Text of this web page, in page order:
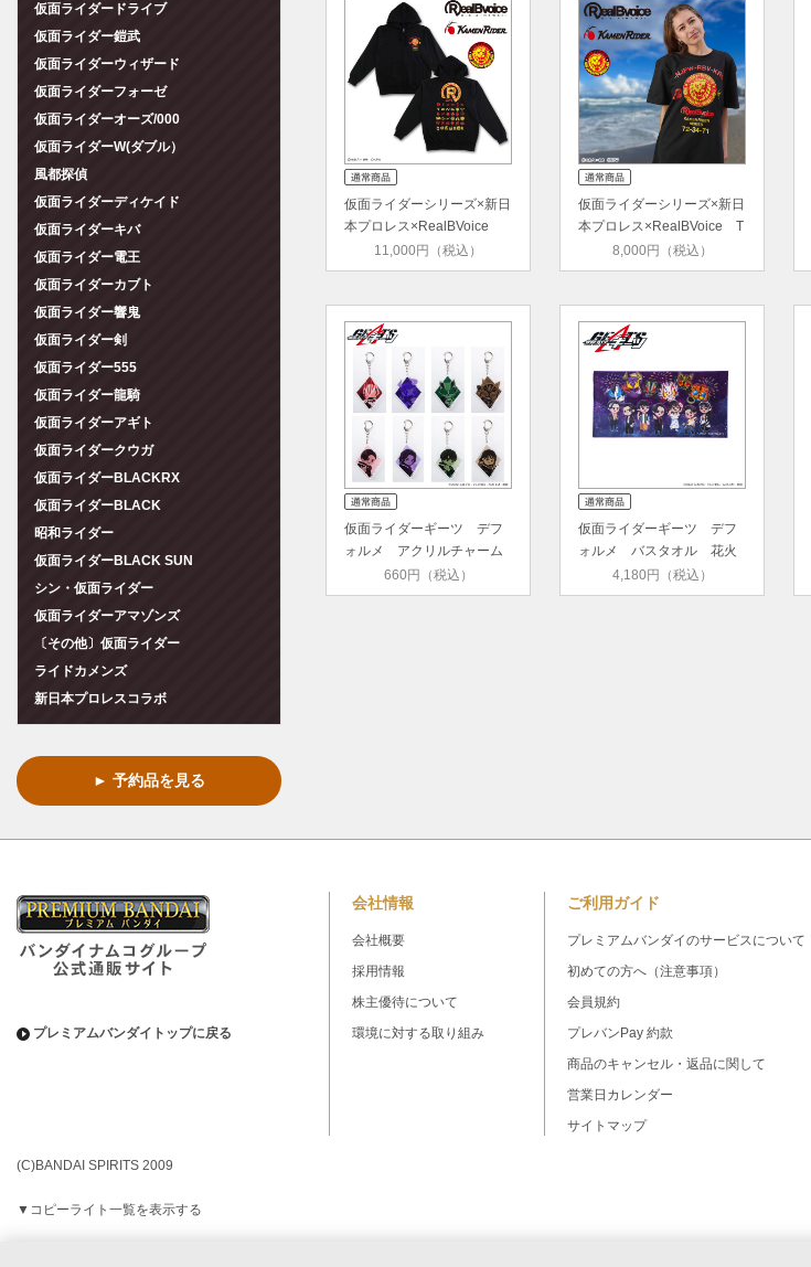
仮面ライダーシリーズ×新日
本プロレス×RealBVoice
11,000円（税込）
仮面ライダーシリーズ×新日
本プロレス×RealBVoice T
8,000円（税込）
仮面ライダーギーツ デフ
ォルメ アクリルチャーム
660円（税込）
仮面ライダーギーツ デフ
ォルメ バスタオル 花火
4,180円（税込）
仮面ライダードライブ
仮面ライダー鎧武
仮面ライダーウィザード
仮面ライダーフォーゼ
仮面ライダーオーズ/000
仮面ライダーW(ダブル）
風都探偵
仮面ライダーディケイド
仮面ライダーキバ
仮面ライダー電王
仮面ライダーカブト
仮面ライダー響鬼
仮面ライダー剣
仮面ライダー555
仮面ライダー龍騎
仮面ライダーアギト
仮面ライダークウガ
仮面ライダーBLACKRX
仮面ライダーBLACK
昭和ライダー
仮面ライダーBLACK SUN
シン・仮面ライダー
仮面ライダーアマゾンズ
〔その他〕仮面ライダー
ライドカメンズ
新日本プロレスコラボ
► 予約品を見る
プレミアムバンダイトップに戻る
会社情報
会社概要
採用情報
株主優待について
環境に対する取り組み
ご利用ガイド
プレミアムバンダイのサービスについて
初めての方へ（注意事項）
会員規約
プレバンPay 約款
商品のキャンセル・返品に関して
営業日カレンダー
サイトマップ
(C)BANDAI SPIRITS 2009
▼コピーライト一覧を表示する